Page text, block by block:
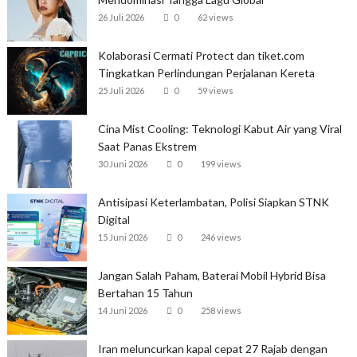
26 Juli 2026 0 62 views
Kolaborasi Cermati Protect dan tiket.com
Tingkatkan Perlindungan Perjalanan Kereta
25 Juli 2026 0 59 views
Cina Mist Cooling: Teknologi Kabut Air yang Viral
Saat Panas Ekstrem
30 Juni 2026 0 199 views
Antisipasi Keterlambatan, Polisi Siapkan STNK
Digital
15 Juni 2026 0 246 views
Jangan Salah Paham, Baterai Mobil Hybrid Bisa
Bertahan 15 Tahun
14 Juni 2026 0 258 views
Iran meluncurkan kapal cepat 27 Rajab dengan